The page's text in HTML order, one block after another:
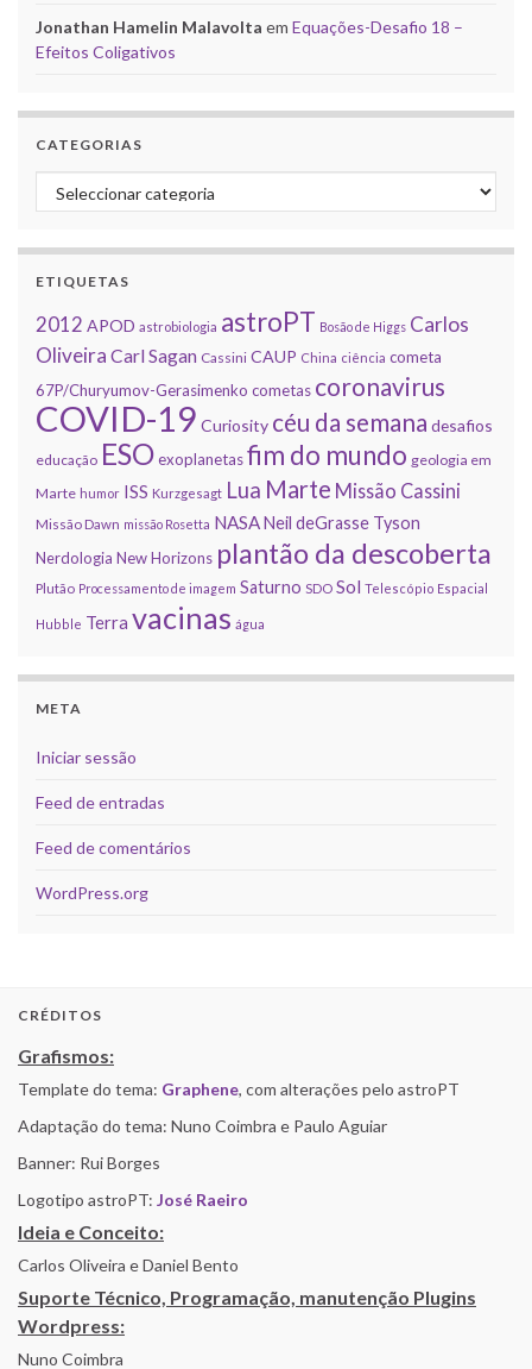
Jonathan Hamelin Malavolta em Equações-Desafio 18 –
Efeitos Coligativos
CATEGORIAS
Categorias
ETIQUETAS
2012 APOD astrobiologia astroPT Bosão de Higgs Carlos
Oliveira Carl Sagan Cassini CAUP China ciência cometa
67P/Churyumov-Gerasimenko cometas coronavirus
COVID-19 Curiosity céu da semana desafios
educação ESOexoplanetasfim do mundo geologia em
Marte humor ISS Kurzgesagt Lua Marte Missão Cassini
Missão Dawn missão Rosetta NASANeil deGrasse Tyson
Nerdologia New Horizons plantão da descoberta
Plutão Processamento de imagem Saturno SDO Sol Telescópio Espacial
Hubble Terra vacinas água
META
Iniciar sessão
Feed de entradas
Feed de comentários
WordPress.org
CRÉDITOS
Grafismos:
Template do tema: Graphene, com alterações pelo astroPT
Adaptação do tema: Nuno Coimbra e Paulo Aguiar
Banner: Rui Borges
Logotipo astroPT: José Raeiro
Ideia e Conceito:
Carlos Oliveira e Daniel Bento
Suporte Técnico, Programação, manutenção Plugins
Wordpress:
Nuno Coimbra